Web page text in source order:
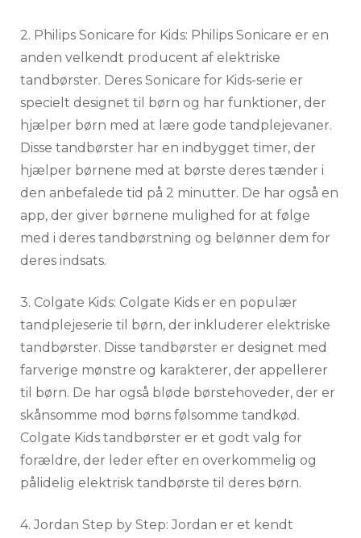
2. Philips Sonicare for Kids: Philips Sonicare er en
anden velkendt producent af elektriske
tandbørster. Deres Sonicare for Kids-serie er
specielt designet til børn og har funktioner, der
hjælper børn med at lære gode tandplejevaner.
Disse tandbørster har en indbygget timer, der
hjælper børnene med at børste deres tænder i
den anbefalede tid på 2 minutter. De har også en
app, der giver børnene mulighed for at følge
med i deres tandbørstning og belønner dem for
deres indsats.
3. Colgate Kids: Colgate Kids er en populær
tandplejeserie til børn, der inkluderer elektriske
tandbørster. Disse tandbørster er designet med
farverige mønstre og karakterer, der appellerer
til børn. De har også bløde børstehoveder, der er
skånsomme mod børns følsomme tandkød.
Colgate Kids tandbørster er et godt valg for
forældre, der leder efter en overkommelig og
pålidelig elektrisk tandbørste til deres børn.
4. Jordan Step by Step: Jordan er et kendt